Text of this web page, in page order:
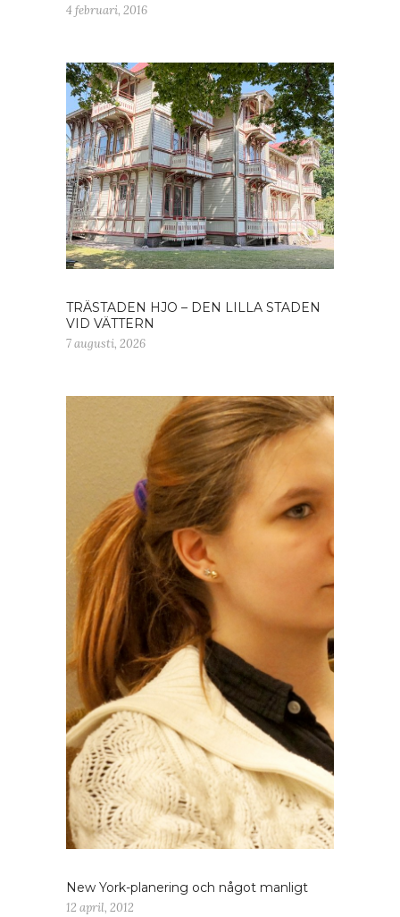
4 februari, 2016
TRÄSTADEN HJO – DEN LILLA STADEN
VID VÄTTERN
7 augusti, 2026
New York-planering och något manligt
12 april, 2012